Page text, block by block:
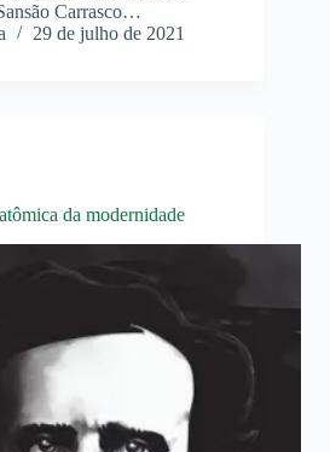
Carrasco…
29 de julho de 2021
da modernidade